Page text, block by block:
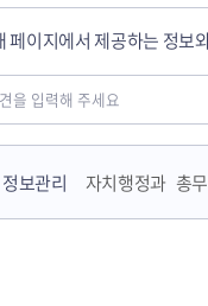
페이지에서 제공하는 정보
정보관리 자치행정과 총